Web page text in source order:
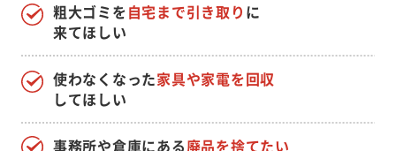
使わなくなった家具や家電を回収
してほしい
粗大ゴミを自宅まで引き取り に
来てほしい
事務所や倉庫にある廃品を捨てたい